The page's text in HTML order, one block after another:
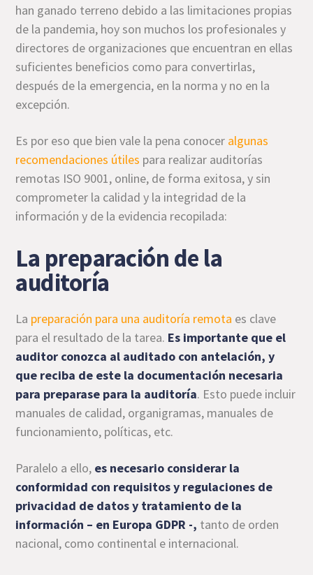
han ganado terreno debido a las limitaciones propias
de la pandemia, hoy son muchos los profesionales y
directores de organizaciones que encuentran en ellas
suficientes beneficios como para convertirlas,
después de la emergencia, en la norma y no en la
excepción.
Es por eso que bien vale la pena conocer algunas
recomendaciones útiles para realizar auditorías
remotas ISO 9001, online, de forma exitosa, y sin
comprometer la calidad y la integridad de la
información y de la evidencia recopilada:
La preparación de la
auditoría
La preparación para una auditoría remota es clave
para el resultado de la tarea. Es importante que el
auditor conozca al auditado con antelación, y
que reciba de este la documentación necesaria
para preparase para la auditoría. Esto puede incluir
manuales de calidad, organigramas, manuales de
funcionamiento, políticas, etc.
Paralelo a ello, es necesario considerar la
conformidad con requisitos y regulaciones de
privacidad de datos y tratamiento de la
información – en Europa GDPR -, tanto de orden
nacional, como continental e internacional.